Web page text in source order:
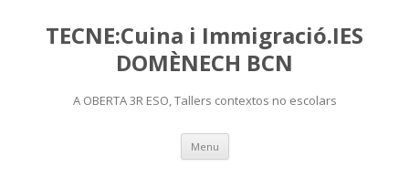
TECNE:Cuina i Immigració.IES
DOMÈNECH BCN
A OBERTA 3R ESO, Tallers contextos no escolars
Menu Skip
content